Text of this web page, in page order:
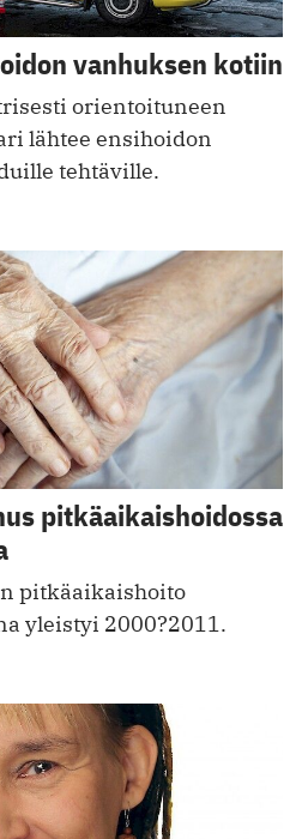
vanhuksen kotiin
orientoituneen
lähtee ensihoidon
tehtäville.
pitkäaikaishoidossa
pitkäaikaishoito
yleistyi 2000?2011.